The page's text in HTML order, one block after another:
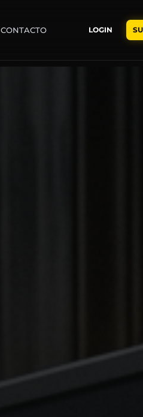
CONTACTO LOGIN